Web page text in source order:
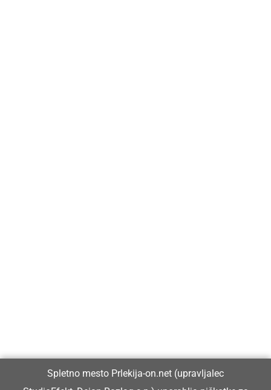
Glavni in odgovorni urednik:
Dejan RazlagSpletno mesto Prlekija-on.net (upravljalec